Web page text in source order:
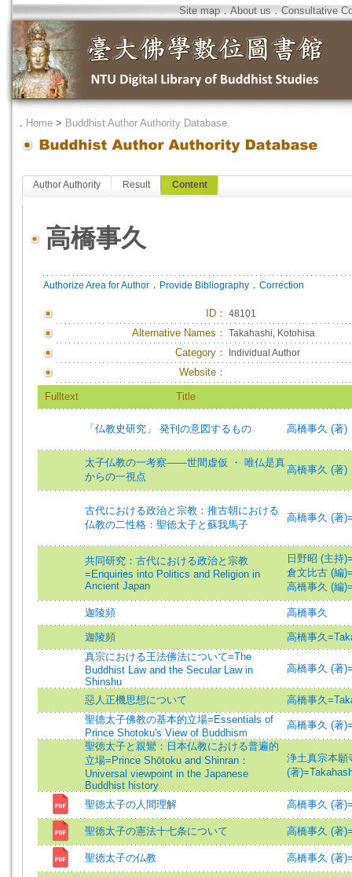
Site map．About us．Consultative
． Home > Buddhist Author Authority Database
Author Authority Result Content
高橋事久
Authorize Area for Author ． Provide Bibliography ． Correction
ID ： 48101
Alternative Names： Takahashi, Kotohisa
Category： Individual Author
Website：
Fulltext Title
「仏教史研究」 発刊の意図するもの 高橋事久 (著)
太子仏教の一考察――世間虚仮 ・ 唯仏是真
からの一視点
高橋事久 (著)
古代における政治と宗教：推古朝における
仏教の二性格：聖徳太子と蘇我馬子
高橋事久 (著
共同研究：古代における政治と宗教
=Enquiries into Politics and Religion in
Ancient Japan
日野昭 (主持
倉文比古 (編
高橋事久 (編
迦陵頻 高橋事久
迦陵頻
高橋事久
真宗における王法佛法について=The
Buddhist Law and the Secular Law in
Shinshu
高橋事久 (著
惡人正機思想について
高橋事久
聖德太子佛教の基本的立場=Essentials of
Prince Shotoku's View of Buddhism
高橋事久 (著
聖徳太子と親鸞：日本仏教における普遍的
立場=Prince Shōtoku and Shinran：
Universal viewpoint in the Japanese
Buddhist history
浄土真宗本願
(著
聖徳太子の人間理解 高橋事久 (著
聖徳太子の憲法十七条について 高橋事久 (著
聖徳太子の仏教 高橋事久 (著